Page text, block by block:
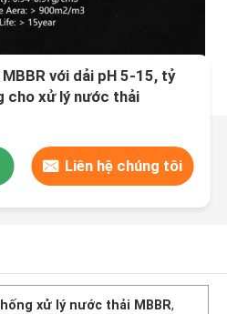
với dải pH 5-15, tỷ
cho xử lý nước thải
Liên hệ chúng tôi
xử lý nước thải MBBR,